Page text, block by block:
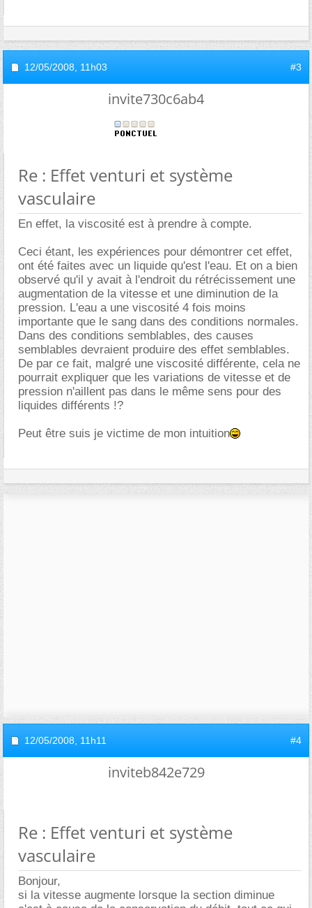
12/05/2008, 11h03 #3
invite730c6ab4
Re : Effet venturi et système
vasculaire
En effet, la viscosité est à prendre à compte.
Ceci étant, les expériences pour démontrer cet effet,
ont été faites avec un liquide qu'est l'eau. Et on a bien
observé qu'il y avait à l'endroit du rétrécissement une
augmentation de la vitesse et une diminution de la
pression. L'eau a une viscosité 4 fois moins
importante que le sang dans des conditions normales.
Dans des conditions semblables, des causes
semblables devraient produire des effet semblables.
De par ce fait, malgré une viscosité différente, cela ne
pourrait expliquer que les variations de vitesse et de
pression n'aillent pas dans le même sens pour des
liquides différents !?
Peut être suis je victime de mon intuition
12/05/2008, 11h11 #4
inviteb842e729
Re : Effet venturi et système
vasculaire
Bonjour,
si la vitesse augmente lorsque la section diminue